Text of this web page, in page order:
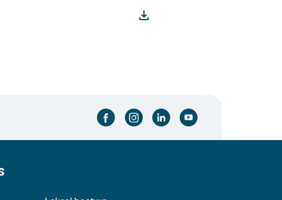
facebook-cirkel instagram-cirkel linkedin-cirkel youtube-cirkel